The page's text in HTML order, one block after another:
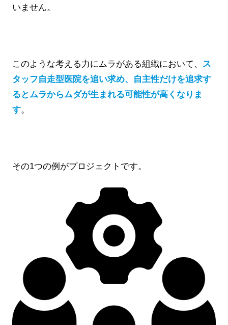
いません。
このような考える力にムラがある組織において、 ス
タッフ自走型医院を追い求め、自主性だけを追求す
るとムラからムダが生まれる可能性が高くなりま
す。
その1つの例がプロジェクトです。